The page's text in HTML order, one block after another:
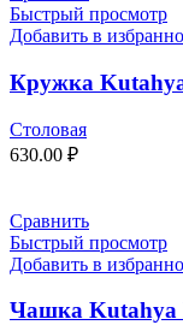
Быстрый просмотр
Добавить в
Кружка
Столовая
630.00 ₽
Сравнить
Быстрый просмотр
Добавить в
Чашка Kutahya